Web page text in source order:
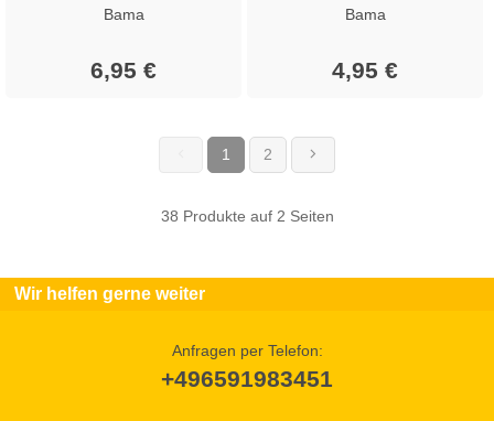
Bama
6,95 €
Bama
4,95 €
1 (current)
2
38 Produkte auf 2 Seiten
Wir helfen gerne weiter
Anfragen per Telefon:
+496591983451